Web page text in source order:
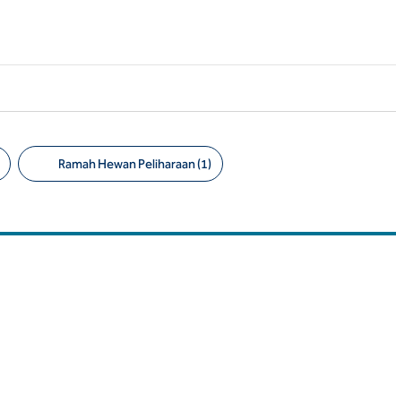
Ramah Hewan Peliharaan (1)